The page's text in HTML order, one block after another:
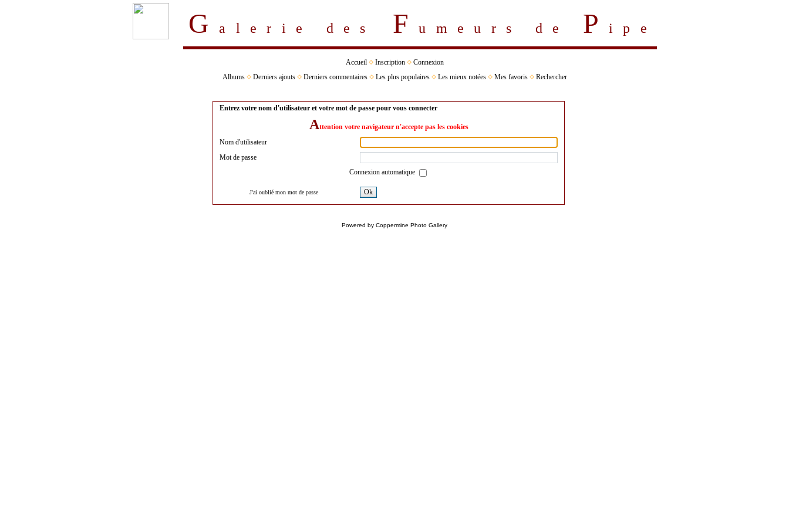
Galerie des Fumeurs de P ipe
Accueil Inscription
Connexion
Albums
Derniers ajouts Derniers commentaires Les plus populaires Les mieux notées Mes favoris Rechercher
Entrez votre nom d'utilisateur et votre mot de passe pour vous connecter
Attention votre navigateur n'accepte pas les cookies
Nom d'utilisateur
Mot de passe
Connexion automatique
J'ai oublié mon mot de passe Ok
Powered by Coppermine Photo Gallery